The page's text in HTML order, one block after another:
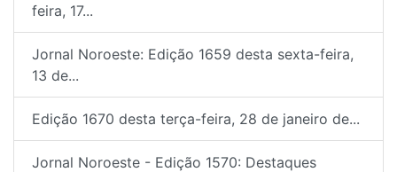
feira, 17...
Jornal Noroeste: Edição 1659 desta sexta-feira,
13 de...
Edição 1670 desta terça-feira, 28 de janeiro de...
Jornal Noroeste - Edição 1570: Destaques